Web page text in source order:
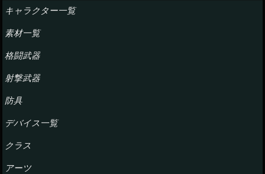
キャラクター一覧
素材一覧
格闘武器
射撃武器
防具
デバイス一覧
クラス
アーツ